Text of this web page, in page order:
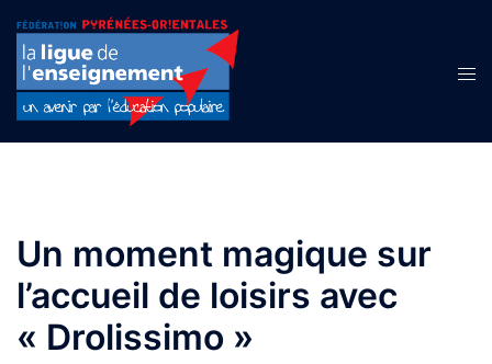
contenu
Un moment magique sur
l’accueil de loisirs avec
« Drolissimo »